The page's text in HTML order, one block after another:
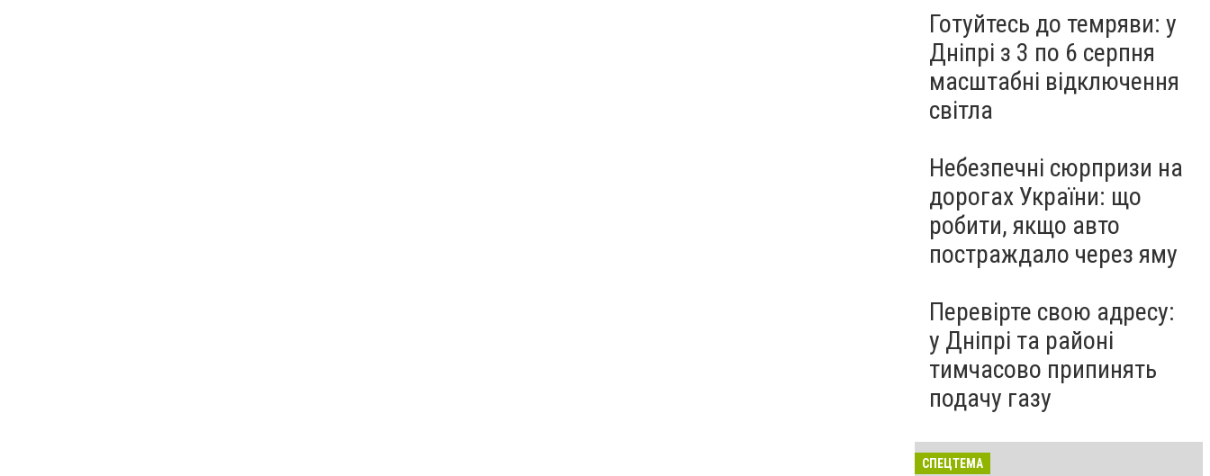
Готуйтесь до темряви: у
Дніпрі з 3 по 6 серпня
масштабні відключення
світла
Небезпечні сюрпризи на
дорогах України: що
робити, якщо авто
постраждало через яму
Перевірте свою адресу:
у Дніпрі та районі
тимчасово припинять
подачу газу
СПЕЦТЕМА